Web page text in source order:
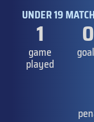
UNDER 19
1
game
played
0